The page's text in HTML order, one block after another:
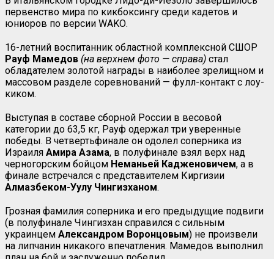
первенство мира по кикбоксингу среди кадетов и
юниоров по версии WAKO.
16-летний воспитанник областной комплексной СШОР
Рауф Мамедов (на верхнем фото — справа) стал
обладателем золотой награды в наиболее зрелищном и
массовом разделе соревнований — фулл-контакт с лоу-
киком.
Выступая в составе сборной России в весовой
категории до 63,5 кг, Рауф одержал три уверенные
победы. В четвертьфинале он одолел соперника из
Израиля Амира Азама, в полуфинале взял верх над
черногорским бойцом Неманьей Кадженовичем, а в
финале встречался с представителем Киргизии
Алмазбеком-Уулу Чингизханом.
Грозная фамилия соперника и его предыдущие подвиги
(в полуфинале Чингизхан справился с сильным
украинцем Александром Воронцовым) не произвели
на липчанин никакого впечатления. Мамедов выполнил